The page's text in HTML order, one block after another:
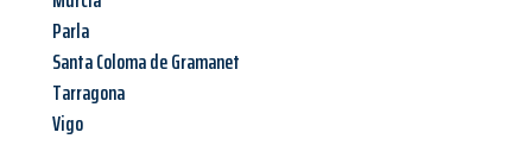
Parla
Santa Coloma de Gramanet
Tarragona
Vigo